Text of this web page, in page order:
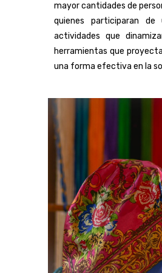
mayor cantidades de
quienes participaran de
actividades que
herramientas que
una forma efectiva en la